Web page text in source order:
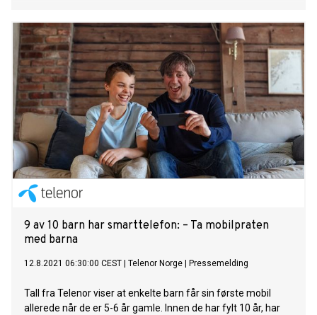
9 av 10 barn har smarttelefon: – Ta mobilpraten
med barna
12.8.2021 06:30:00 CEST Telenor Norge Pressemelding
Tall fra Telenor viser at enkelte barn får sin første mobil
allerede når de er 5-6 år gamle. Innen de har fylt 10 år, har